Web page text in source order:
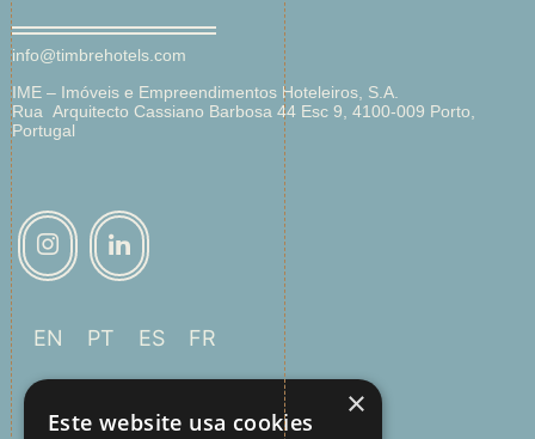
info@timbrehotels.com
IME – Imóveis e Empreendimentos Hoteleiros, S.A.
Rua Arquitecto Cassiano Barbosa 44 Esc 9, 4100-009 Porto,
Portugal
EN PT ES FR
×
Este website usa cookies